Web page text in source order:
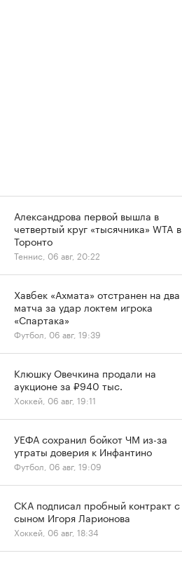
Александрова первой вышла в
четвертый круг «тысячника» WTA в
Торонто
Теннис, 06 авг, 20:22
Хавбек «Ахмата» отстранен на два
матча за удар локтем игрока
«Спартака»
Футбол, 06 авг, 19:39
Клюшку Овечкина продали на
аукционе за ₽940 тыс.
Хоккей, 06 авг, 19:11
УЕФА сохранил бойкот ЧМ из-за
утраты доверия к Инфантино
Футбол, 06 авг, 19:09
СКА подписал пробный контракт с
сыном Игоря Ларионова
Хоккей, 06 авг, 18:34